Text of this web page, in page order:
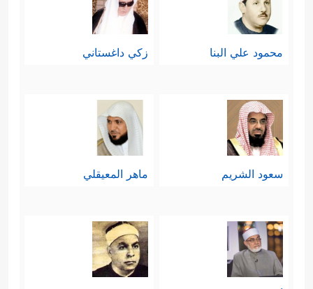
وَأَصۡحَـٰبُ لۡـَٔیۡكَةِۚ أُوْلَــٰۤىِٕكَ ٱلۡأَحۡزَابُ
كَذَّبَ ٱلرُّسُلَ فَحَقَّ عِقَابِ﴾ثم وجَّه الخطاب
لمُشركي قريش مُنذِرًا ومُتوعِّدًا
هَـٰۤـؤُلَاۤءِ إِلَّا صَیۡحَةࣰ وَ ٰ⁠حِدَةࣰ مَّا لَهَا مِن فَوَاقࣲ﴾
محمود علي البنا زكي داغستاني
سعود الشريم ماهر المعيقلي